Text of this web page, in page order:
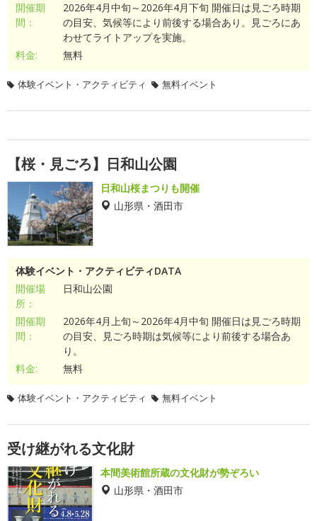
開催期
間：
2026年4月中旬～2026年4月下旬 開催日は見ごろ時期
の目安、気候等により前後する場合あり。見ごろにあ
わせてライトアップを実施。
料金:
無料
体験イベント・アクティビティ 無料イベント
【桜・見ごろ】日和山公園
日和山桜まつりも開催
山形県・酒田市
体験イベント・アクティビティDATA
開催場
所：
日和山公園
開催期
間：
2026年4月上旬～2026年4月中旬 開催日は見ごろ時期
の目安、見ごろ時期は気候等により前後する場合あ
り。
料金:
無料
体験イベント・アクティビティ 無料イベント
受け継がれる文化財
本間美術館所蔵の文化財が勢ぞろい
山形県・酒田市